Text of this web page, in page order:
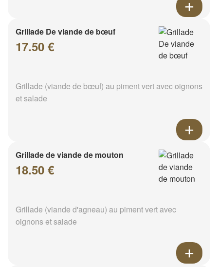
Grillade De viande de bœuf
17.50 €
Grillade (viande de bœuf) au piment vert avec oignons
et salade
Grillade de viande de mouton
18.50 €
Grillade (viande d'agneau) au piment vert avec
oignons et salade